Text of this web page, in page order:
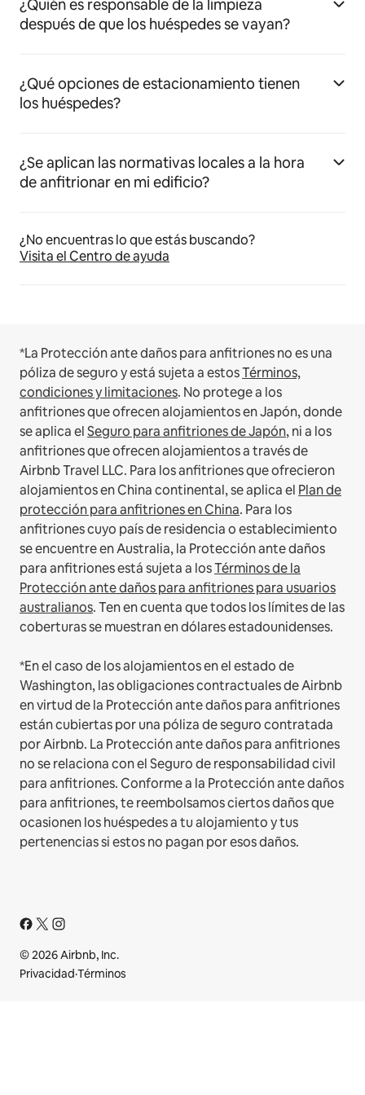
¿Quién es responsable de la limpieza
después de que los huéspedes se vayan?
¿Qué opciones de estacionamiento tienen
los huéspedes?
¿Se aplican las normativas locales a la hora
de anfitrionar en mi edificio?
¿No encuentras lo que estás buscando?
Visita el Centro de ayuda
*La Protección ante daños para anfitriones no es una
póliza de seguro y está sujeta a estosTérminos,
condiciones y limitaciones. No protege a los
anfitriones que ofrecen alojamientos en Japón, donde
se aplica elSeguro para anfitriones de Japón, ni a los
anfitriones que ofrecen alojamientos a través de
Airbnb Travel LLC. Para los anfitriones que ofrecieron
alojamientos en China continental, se aplica el Plan de
protección para anfitriones en China. Para los
anfitriones cuyo país de residencia o establecimiento
se encuentre en Australia, la Protección ante daños
para anfitriones está sujeta a losTérminos de la
Protección ante daños para anfitriones para usuarios
australianos. Ten en cuenta que todos los límites de las
coberturas se muestran en dólares estadounidenses.
*En el caso de los alojamientos en el estado de
Washington, las obligaciones contractuales de Airbnb
en virtud de la Protección ante daños para anfitriones
están cubiertas por una póliza de seguro contratada
por Airbnb. La Protección ante daños para anfitriones
no se relaciona con el Seguro de responsabilidad civil
para anfitriones. Conforme a la Protección ante daños
para anfitriones, te reembolsamos ciertos daños que
ocasionen los huéspedes a tu alojamiento y tus
pertenencias si estos no pagan por esos daños.
© 2026 Airbnb, Inc.
Privacidad·Términos